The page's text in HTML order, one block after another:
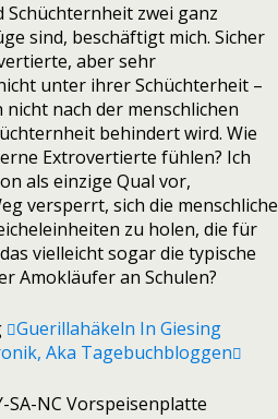
zwei ganz
sind, beschäftigt mich. Sicher
aber sehr
unter ihrer Schüchterheit –
nach der menschlichen
behindert wird. Wie
Extrovertierte fühlen? Ich
als einzige Qual vor,
versperrt, sich die menschliche
zu holen, die für
vielleicht sogar die typische
Amokläufer an Schulen?
Guerillahäkeln In Giesing
Aka Tagebuchbloggen
SA-NC Vorspeisenplatte